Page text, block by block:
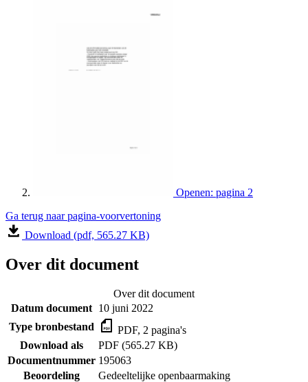
Openen: pagina 2
Ga terug naar pagina-voorvertoning
Download (pdf, 565.27 KB)
Over dit document
Over dit document
Datum document 10 juni 2022
Type bronbestand
PDF, 2 pagina's
Download als
PDF (565.27 KB)
Documentnummer 195063
Beoordeling
Gedeeltelijke openbaarmaking